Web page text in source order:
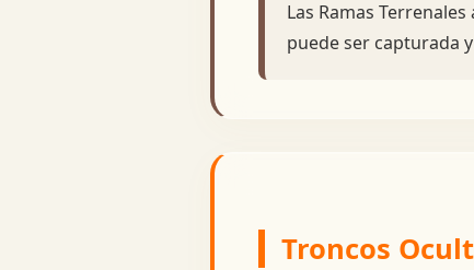
Las Ramas
puede ser capturada
Troncos